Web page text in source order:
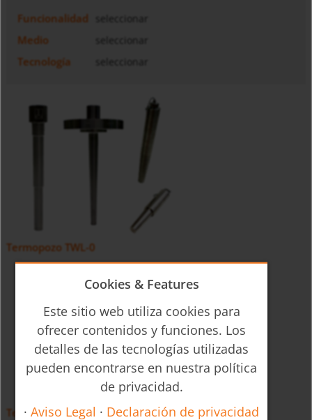
Funcionalidad
Medio
Tecnología
Termopozo TWL-0
Termopozos para Termómetros de varilla TSH
Cookies & Features
Este sitio web utiliza cookies para
ofrecer contenidos y funciones. Los
detalles de las tecnologías utilizadas
pueden encontrarse en nuestra política
de privacidad.
·Aviso Legal · Declaración de privacidad